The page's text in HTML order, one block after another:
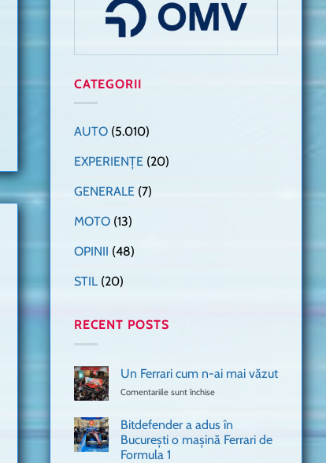
CATEGORII
AUTO (5.010)
EXPERIENȚE (20)
GENERALE (7)
MOTO (13)
OPINII (48)
STIL (20)
RECENT POSTS
Un Ferrari cum n-ai mai văzut
Comentariile sunt închise
Ferrari
cum
n-
Bitdefender a adus în
București o mașină Ferrari de
Formula 1